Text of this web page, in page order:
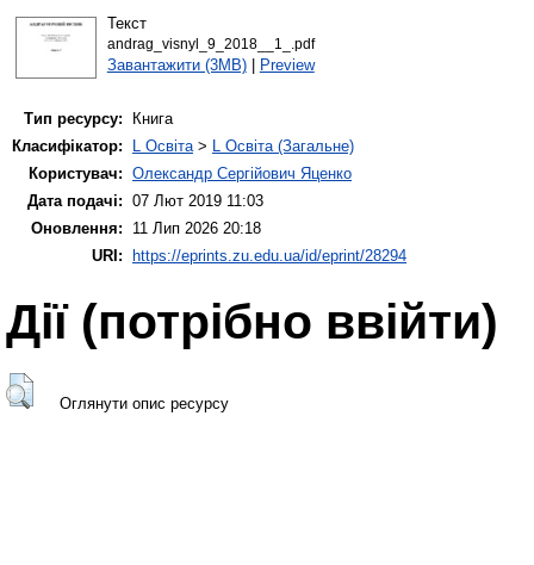
Текст
andrag_visnyl_9_2018__1_.pdf
Завантажити (3MB)| Preview
Тип ресурсу:
Книга
Класифікатор:
L Освіта> L Освіта (Загальне)
Користувач: Олександр Сергійович Яценко
Дата подачі: 07 Лют 2019 11:03
Оновлення:
11 Лип 2026 20:18
URI:
https://eprints.zu.edu.ua/id/eprint/28294
Дії ​​(потрібно ввійти)
Оглянути опис ресурсу